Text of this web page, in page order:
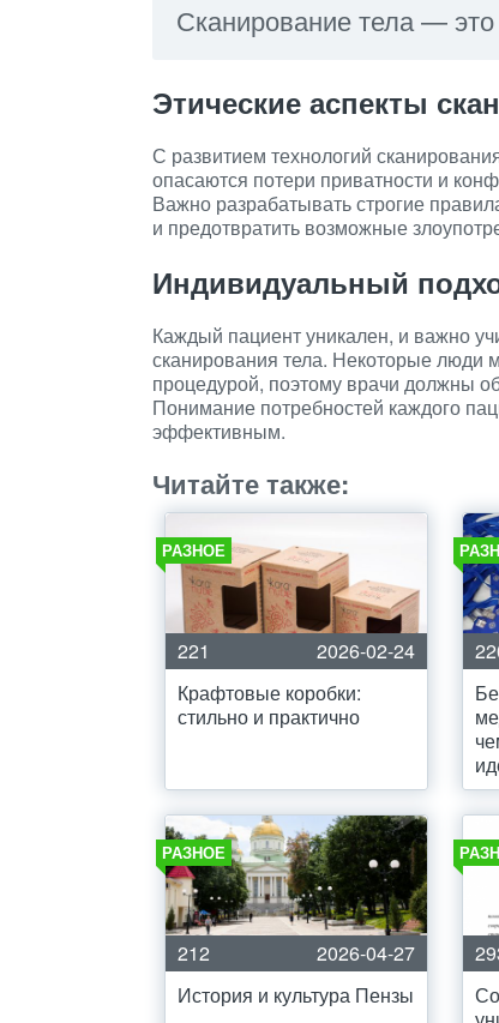
Сканирование тела —
Этические аспекты
С развитием технологий
опасаются потери приватности и
Важно разрабатывать строгие
и предотвратить возможные
Индивидуальный
Каждый пациент уникален, и важно
сканирования тела. Некоторые люди
процедурой, поэтому врачи должны
Понимание потребностей каждого
эффективным.
Читайте также:
РАЗНОЕ
221
2026-02-24
Крафтовые коробки:
стильно и практично
РАЗНОЕ
212
2026-04-27
История и культура Пензы